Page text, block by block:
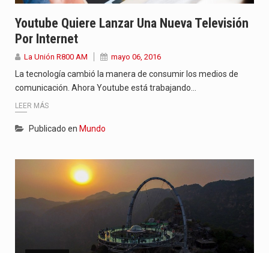
Youtube Quiere Lanzar Una Nueva Televisión
Por Internet
La Unión R800 AM mayo 06, 2016
La tecnología cambió la manera de consumir los medios de
comunicación. Ahora Youtube está trabajando…
LEER MÁS
Publicado en Mundo